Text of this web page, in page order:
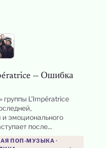
— Ошибка
группы L’Impératrice
эмоционального
после...
ПОП-МУЗЫКА ·